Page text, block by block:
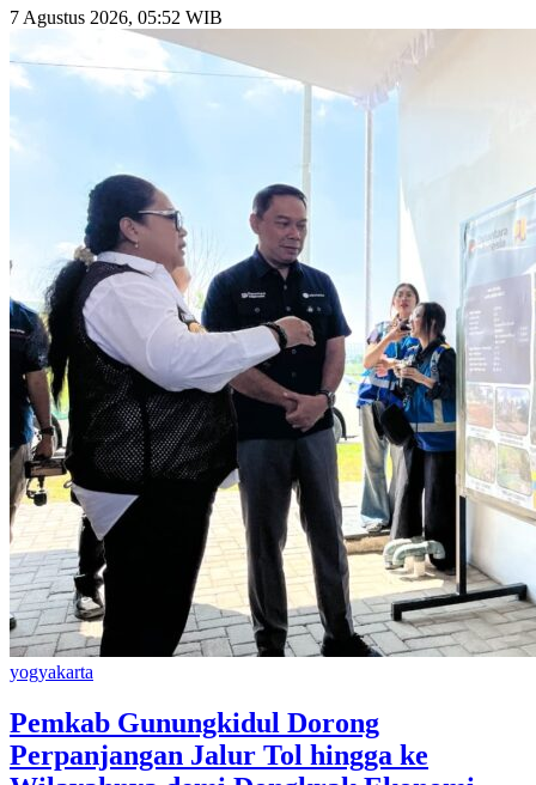
7 Agustus 2026, 05:52 WIB
yogyakarta
Pemkab Gunungkidul Dorong
Perpanjangan Jalur Tol hingga ke